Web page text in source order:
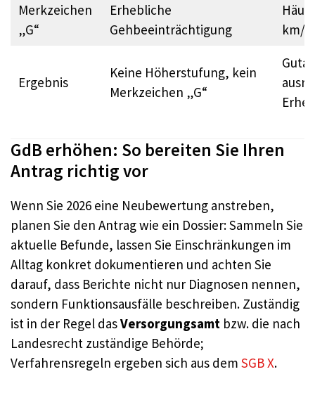
Merkzeichen
„G“
Erhebliche
Gehbeeinträchtigung
km/
Ergebnis
Keine Höherstufung, kein
Merkzeichen „G“
GdB erhöhen: So bereiten Sie Ihren
Antrag richtig vor
Wenn Sie 2026 eine Neubewertung anstreben,
planen Sie den Antrag wie ein Dossier: Sammeln Sie
aktuelle Befunde, lassen Sie Einschränkungen im
Alltag konkret dokumentieren und achten Sie
darauf, dass Berichte nicht nur Diagnosen nennen,
sondern Funktionsausfälle beschreiben. Zuständig
ist in der Regel dasVersorgungsamt bzw. die nach
Landesrecht zuständige Behörde;
Verfahrensregeln ergeben sich aus dem SGB X.